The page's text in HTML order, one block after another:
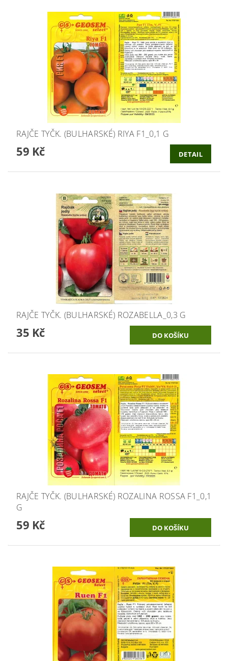
RAJČE TYČK. (BULHARSKÉ) RIYA F1_0,1 G
59 Kč DETAIL
RAJČE TYČK. (BULHARSKÉ) ROZABELLA_0,3 G
35 Kč
RAJČE TYČK. (BULHARSKÉ) ROZALINA ROSSA F1_0,1
G
59 Kč